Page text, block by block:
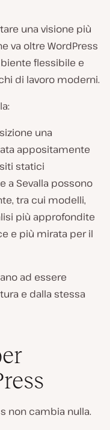
una visione più
va oltre WordPress
flessibile e
di lavoro moderni.
una
appositamente
statici
a Sevalla possono
tra cui modelli,
più approfondite
e più mirata per il
ad essere
e dalla stessa
non cambia nulla.